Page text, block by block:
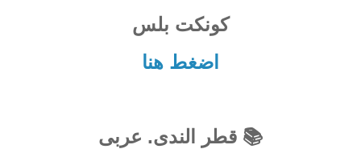
كونكت بلس
اضغط هنا
📚 قطر الندى. عربى